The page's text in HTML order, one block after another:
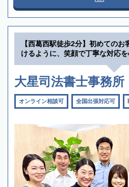
【西葛西駅徒歩2分】初めての
けるように、笑顔で丁寧な対応
大星司法書士事務所
オンライン相談可 全国出張対応可